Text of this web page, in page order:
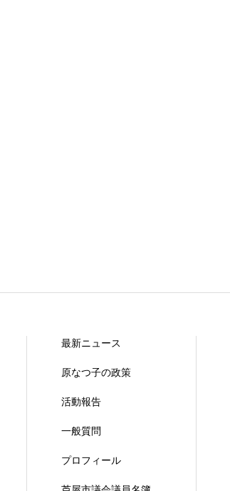
最新ニュース
原なつ子の政策
活動報告
一般質問
プロフィール